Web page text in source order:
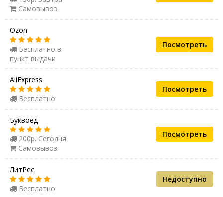
Самовывоз
Ozon
Бесплатно в
пункт выдачи
Посмотреть
AliExpress
Бесплатно
Посмотреть
Буквоед
200р. Сегодня
Самовывоз
Посмотреть
ЛитРес
Бесплатно
Недоступно